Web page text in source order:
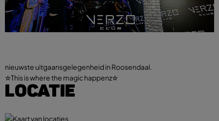
nieuwste uitgaansgelegenheid in Roosendaal.
☆This is where the magic happenz☆
LOCATIE